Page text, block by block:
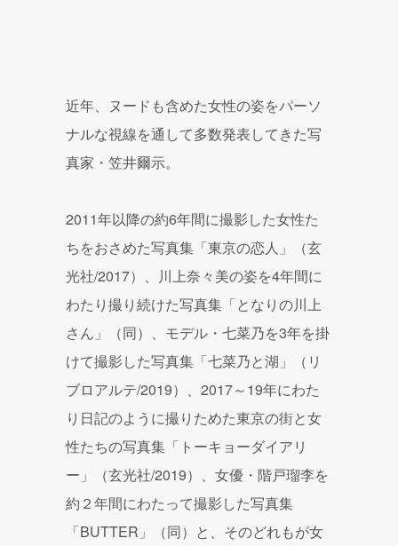
近年、ヌードも含めた女性の姿をパーソ
ナルな視線を通して多数発表してきた写
真家・笠井爾示。
2011年以降の約6年間に撮影した女性た
ちをおさめた写真集「東京の恋人」（玄
光社/2017）、川上奈々美の姿を4年間に
わたり撮り続けた写真集「となりの川上
さん」（同）、モデル・七菜乃を3年を掛
けて撮影した写真集「七菜乃と湖」（リ
ブロアルテ/2019）、2017～19年にわた
り日記のように撮りためた東京の街と女
性たちの写真集「トーキョーダイアリ
ー」（玄光社/2019）、女優・階戸瑠李を
約２年間にわたって撮影した写真集
「BUTTER」（同）と、そのどれもが女